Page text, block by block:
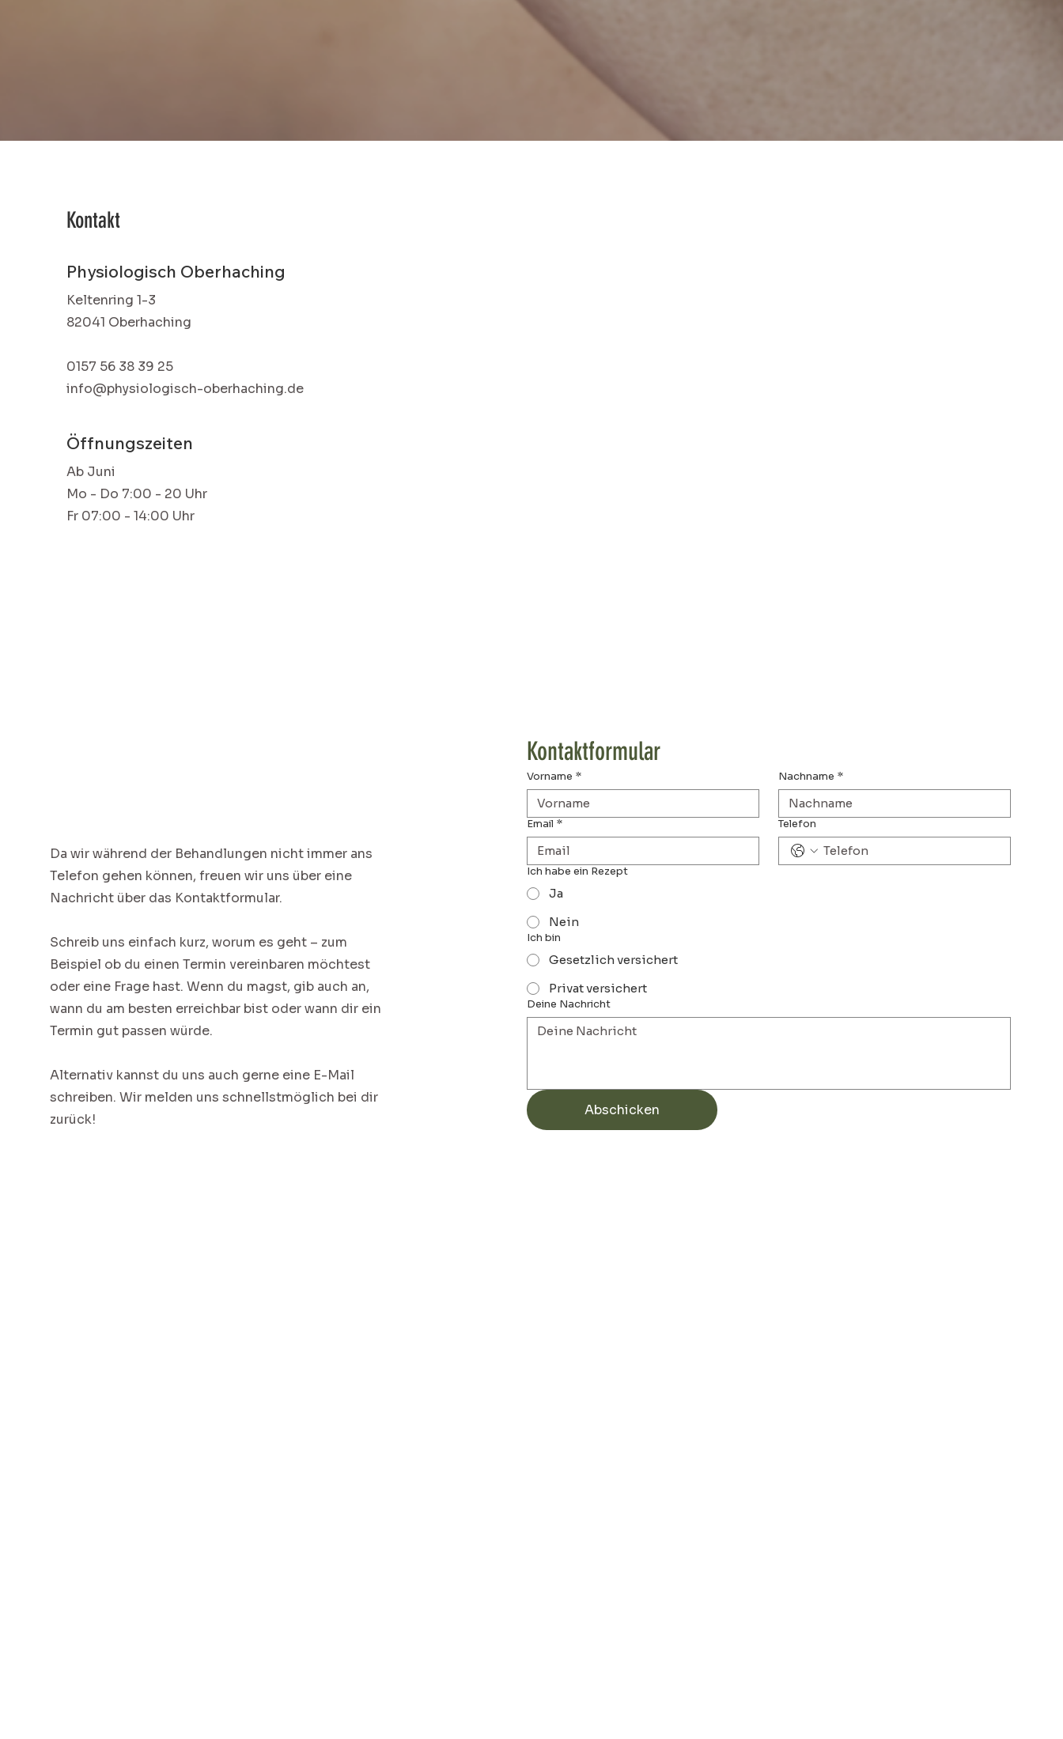
Kontakt
Physiologisch Oberhaching
Keltenring 1-3
82041 Oberhaching
0157 56 38 39 25
info@physiologisch-oberhaching.de
Öffnungszeiten
Ab Juni
Mo - Do 7:00 - 20 Uhr
Fr 07:00 - 14:00 Uhr
Da wir während der Behandlungen nicht immer ans
Telefon gehen können, freuen wir uns über eine
Nachricht über das Kontaktformular.
Schreib uns einfach kurz, worum es geht – zum
Beispiel ob du einen Termin vereinbaren möchtest
oder eine Frage hast. Wenn du magst, gib auch an,
wann du am besten erreichbar bist oder wann dir ein
Termin gut passen würde.
Alternativ kannst du uns auch gerne eine E-Mail
schreiben. Wir melden uns schnellstmöglich bei dir
zurück!
Kontaktformular
Vorname * Nachname *
Email * Telefon
Ich habe ein Rezept
Ja
Nein
Ich bin
Gesetzlich versichert
Privat versichert
Deine Nachricht
Abschicken